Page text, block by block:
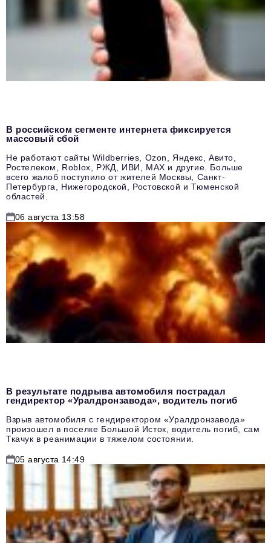
В российском сегменте интернета фиксируется
массовый сбой
Не работают сайты Wildberries, Ozon, Яндекс, Авито,
Ростелеком, Roblox, РЖД, ИВИ, MAX и другие. Больше
всего жалоб поступило от жителей Москвы, Санкт-
Петербурга, Нижегородской, Ростовской и Тюменской
областей.
06 августа 13:58
В результате подрыва автомобиля пострадал
гендиректор «Уралдронзавода», водитель погиб
Взрыв автомобиля с гендиректором «Уралдронзавода»
произошел в поселке Большой Исток, водитель погиб, сам
Ткачук в реанимации в тяжелом состоянии.
05 августа 14:49